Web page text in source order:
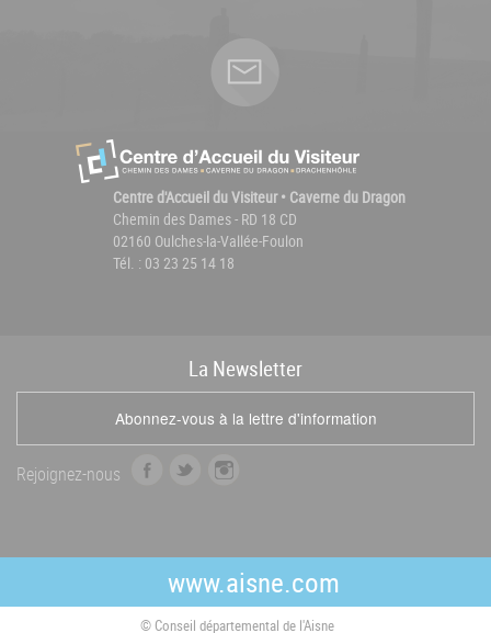
Centre d'Accueil du Visiteur • Caverne du Dragon
Chemin des Dames - RD 18 CD
02160 Oulches-la-Vallée-Foulon
Tél. : 03 23 25 14 18
La Newsletter
Abonnez-vous à la lettre d'information
Rejoignez-nous
b
o
t
e
r
a
g
r
www.aisne.com
© Conseil départemental de l'Aisne